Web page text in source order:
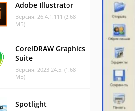
Adobe Illustrator
Версия: 26.4.1.111 (2.68
МБ)
CorelDRAW Graphics
Suite
Версия: 2023 24.5. (1.68
МБ)
Spotlight